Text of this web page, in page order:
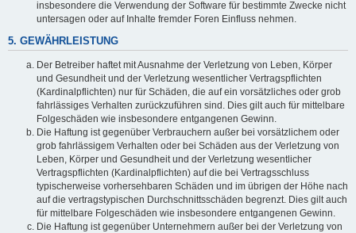
insbesondere die Verwendung der Software für bestimmte Zwecke nicht
untersagen oder auf Inhalte fremder Foren Einfluss nehmen.
5. GEWÄHRLEISTUNG
Der Betreiber haftet mit Ausnahme der Verletzung von Leben, Körper
und Gesundheit und der Verletzung wesentlicher Vertragspflichten
(Kardinalpflichten) nur für Schäden, die auf ein vorsätzliches oder grob
fahrlässiges Verhalten zurückzuführen sind. Dies gilt auch für mittelbare
Folgeschäden wie insbesondere entgangenen Gewinn.
Die Haftung ist gegenüber Verbrauchern außer bei vorsätzlichem oder
grob fahrlässigem Verhalten oder bei Schäden aus der Verletzung von
Leben, Körper und Gesundheit und der Verletzung wesentlicher
Vertragspflichten (Kardinalpflichten) auf die bei Vertragsschluss
typischerweise vorhersehbaren Schäden und im übrigen der Höhe nach
auf die vertragstypischen Durchschnittsschäden begrenzt. Dies gilt auch
für mittelbare Folgeschäden wie insbesondere entgangenen Gewinn.
Die Haftung ist gegenüber Unternehmern außer bei der Verletzung von